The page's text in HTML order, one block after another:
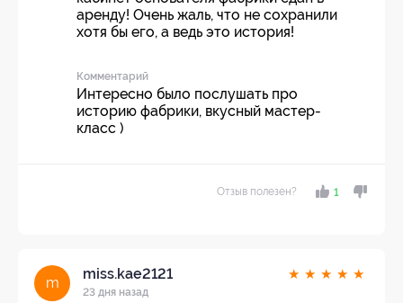
аренду! Очень жаль, что не сохранили
хотя бы его, а ведь это история!
Комментарий
Интересно было послушать про
историю фабрики, вкусный мастер-
класс )
Отзыв полезен? 1
m
miss.kae2121
23 дня назад
★ ★ ★ ★ ★